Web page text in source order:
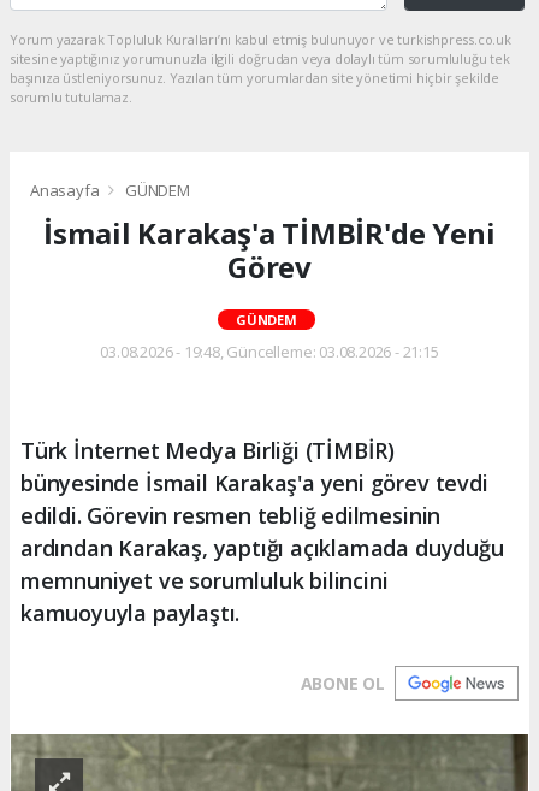
Yorum yazarak Topluluk Kuralları’nı kabul etmiş bulunuyor ve turkishpress.co.uk
sitesine yaptığınız yorumunuzla ilgili doğrudan veya dolaylı tüm sorumluluğu tek
başınıza üstleniyorsunuz. Yazılan tüm yorumlardan site yönetimi hiçbir şekilde
sorumlu tutulamaz.
Anasayfa GÜNDEM
İsmail Karakaş'a TİMBİR'de Yeni
Görev
GÜNDEM
03.08.2026 - 19:48, Güncelleme: 03.08.2026 - 21:15
Türk İnternet Medya Birliği (TİMBİR)
bünyesinde İsmail Karakaş'a yeni görev tevdi
edildi. Görevin resmen tebliğ edilmesinin
ardından Karakaş, yaptığı açıklamada duyduğu
memnuniyet ve sorumluluk bilincini
kamuoyuyla paylaştı.
ABONE OL